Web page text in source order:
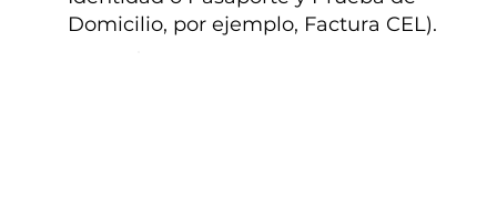
Domicilio, por ejemplo, Factura CEL).